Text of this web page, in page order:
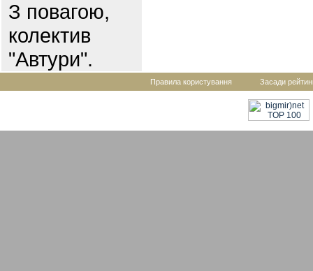
З повагою,
колектив
"Автури".
Правила користування Засади